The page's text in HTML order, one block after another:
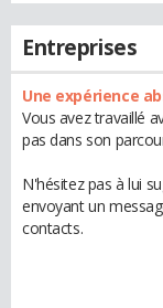
Entreprises
Une expérience
Vous avez travaillé
pas dans son
N'hésitez pas à lui
envoyant un
contacts.